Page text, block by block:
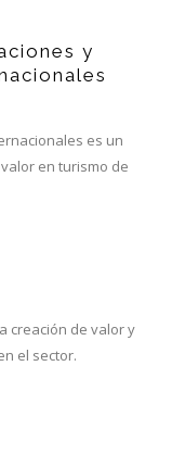
y
es un
en turismo de
creación de valor y
el sector.